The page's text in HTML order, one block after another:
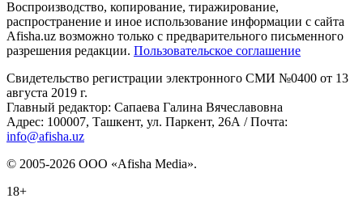
Воспроизводство, копирование, тиражирование,
распространение и иное использование информации с сайта
Afisha.uz возможно только с предварительного письменного
разрешения редакции. Пользовательское соглашение
Свидетельство регистрации электронного СМИ №0400 от 13
августа 2019 г.
Главный редактор: Сапаева Галина Вячеславовна
Адрес: 100007, Ташкент, ул. Паркент, 26А / Почта:
info@afisha.uz
© 2005-2026 ООО «Afisha Media».
18+